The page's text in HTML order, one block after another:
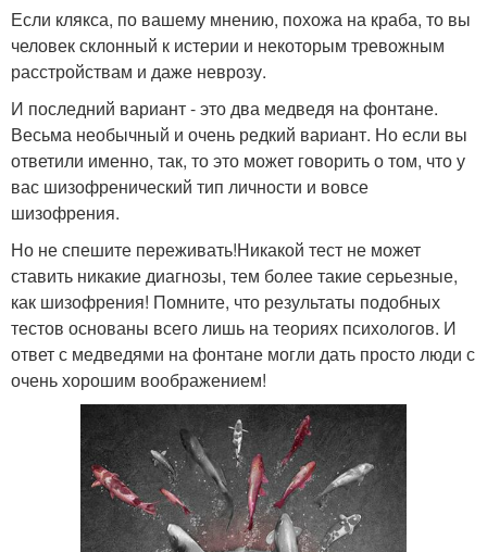
Если клякса, по вашему мнению, похожа на краба, то вы
человек склонный к истерии и некоторым тревожным
расстройствам и даже неврозу.
И последний вариант - это два медведя на фонтане.
Весьма необычный и очень редкий вариант. Но если вы
ответили именно, так, то это может говорить о том, что у
вас шизофренический тип личности и вовсе
шизофрения.
Но не спешите переживать!Никакой тест не может
ставить никакие диагнозы, тем более такие серьезные,
как шизофрения! Помните, что результаты подобных
тестов основаны всего лишь на теориях психологов. И
ответ с медведями на фонтане могли дать просто люди с
очень хорошим воображением!